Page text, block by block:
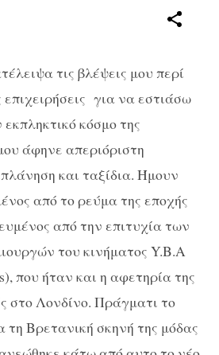
τις βλέψεις μου περί
επιχειρήσεις για να εστιάσω
κόσμο της
άφηνε απεριόριστη
και ταξίδια. Ήμουν
από το ρεύμα της εποχής
από την επιτυχία των
του κινήματος Y.B.A
που ήταν και η αφετηρία της
στο Λονδίνο. Πράγματι το
τη Βρετανική σκηνή της μόδας